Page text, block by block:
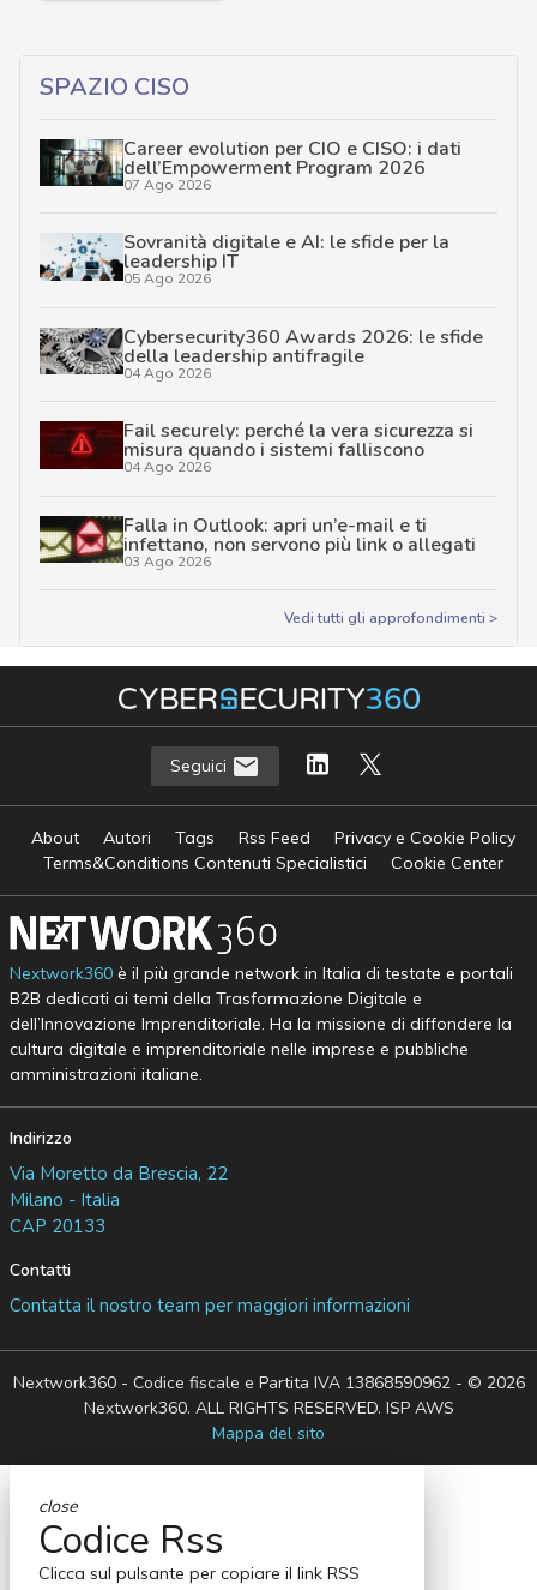
SPAZIO CISO
Career evolution per CIO e CISO: i dati
dell’Empowerment Program 2026
07 Ago 2026
Sovranità digitale e AI: le sfide per la
leadership IT
05 Ago 2026
Cybersecurity360 Awards 2026: le sfide
della leadership antifragile
04 Ago 2026
Fail securely: perché la vera sicurezza si
misura quando i sistemi falliscono
04 Ago 2026
Falla in Outlook: apri un’e-mail e ti
infettano, non servono più link o allegati
03 Ago 2026
Vedi tutti gli approfondimenti >
Seguici
About Autori Tags Rss Feed
Privacy e Cookie Policy
Terms&Conditions Contenuti Specialistici
Cookie Center
Nextwork360è il più grande network in Italia di testate e portali
B2B dedicati ai temi della Trasformazione Digitale e
dell’Innovazione Imprenditoriale. Ha la missione di diffondere la
cultura digitale e imprenditoriale nelle imprese e pubbliche
amministrazioni italiane.
Indirizzo
Via Moretto da Brescia, 22
Milano - Italia
CAP 20133
Contatti
Contatta il nostro team per maggiori informazioni
Nextwork360 - Codice fiscale e Partita IVA 13868590962 - © 2026
Nextwork360. ALL RIGHTS RESERVED. ISP AWS
Mappa del sito
close
Codice Rss
Clicca sul pulsante per copiare il link RSS